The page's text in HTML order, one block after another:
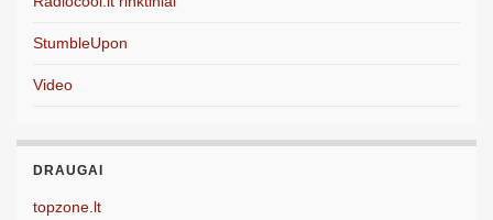
StumbleUpon
Video
DRAUGAI
topzone.lt